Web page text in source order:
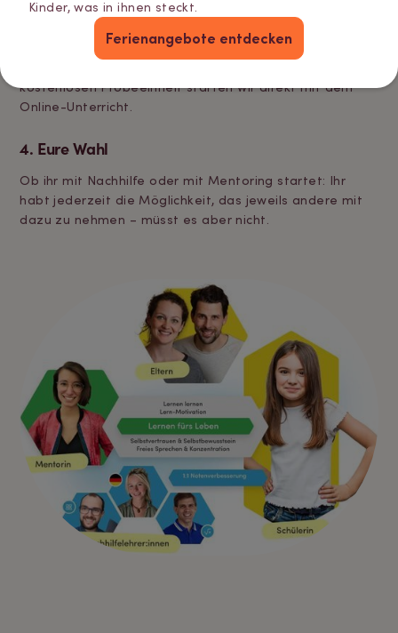
2. Nachhilfe
Geht es primär um Nachhilfe, finden wir passende
kostenlosen Probeeinheit starten wir direkt mit dem
Online-Unterricht.
4. Eure Wahl
Ob ihr mit Nachhilfe oder mit Mentoring startet: Ihr
habt jederzeit die Möglichkeit, das jeweils andere mit
dazu zu nehmen – müsst es aber nicht.
Kinder, was in ihnen steckt.
Ferienangebote entdecken